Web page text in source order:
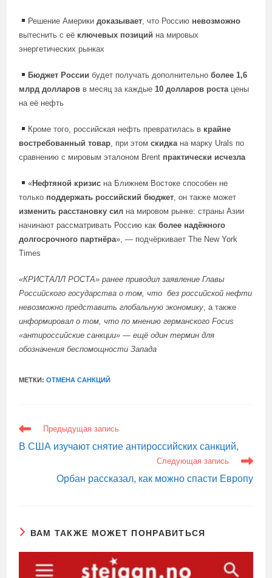
Решение Америкидоказывает, что Россию невозможно
вытеснить с её ключевых позиций на мировых
энергетических рынках
Бюджет России будет получать дополнительно более 1,6
млрд долларов в месяц за каждые10 долларов ростацены
на её нефть
Кроме того, российская нефть превратилась в крайне
востребованный товар, при этомскидкана марку Urals по
сравнению с мировым эталоном Brent практически исчезла
«Нефтяной кризис на Ближнем Востоке способен не
только поддержать российский бюджет, он также может
изменить расстановку сил на мировом рынке: страны Азии
начинают рассматривать Россию какболее надёжного
долгосрочного партнёра», — подчёркивает The New York
Times
«КРИСТАЛЛ РОСТА»ранее приводил заявление Главы
Российского государства о том, что без российской нефти
невозможно представить глобальную экономику, а также
информировал о том, что по мнению германского Focus
«антироссийские санкции» — ещё один термин для
обозначения беспомощности Запада
МЕТКИ:ОТМЕНА САНКЦИЙ
ЕЩЕ
СТАТЬИ
Предыдущая запись
В США изучают снятие антироссийских санкций,
Следующая запись
Орбан рассказал, как можно спасти Европу
ВАМ ТАКЖЕ МОЖЕТ ПОНРАВИТЬСЯ